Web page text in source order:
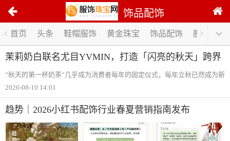
饰品配饰
首页 头条 鞋帽服饰 黄金珠宝 饰品配饰 腕表手表
1/0
茉莉奶白联名尤目YVMIN，打造「闪亮的秋天」跨界
美学范本
“秋天的第一杯奶茶“几乎成为消费者每年的固定仪式，每年立秋已然成为新
茶饮赛道激烈角逐的营销节点。不同于行业短期流量导向的浅层联动，茉
络，8月7
2026-08-10 14:01
趋势｜2026小红书配饰行业春夏营销指南发布